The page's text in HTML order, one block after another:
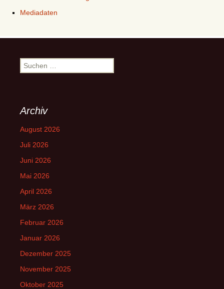
Mediadaten
Suchen
nach:
Archiv
August 2026
Juli 2026
Juni 2026
Mai 2026
April 2026
März 2026
Februar 2026
Januar 2026
Dezember 2025
November 2025
Oktober 2025